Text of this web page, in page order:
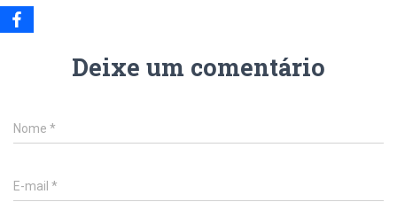
Deixe um comentário
Nome *
E-mail *